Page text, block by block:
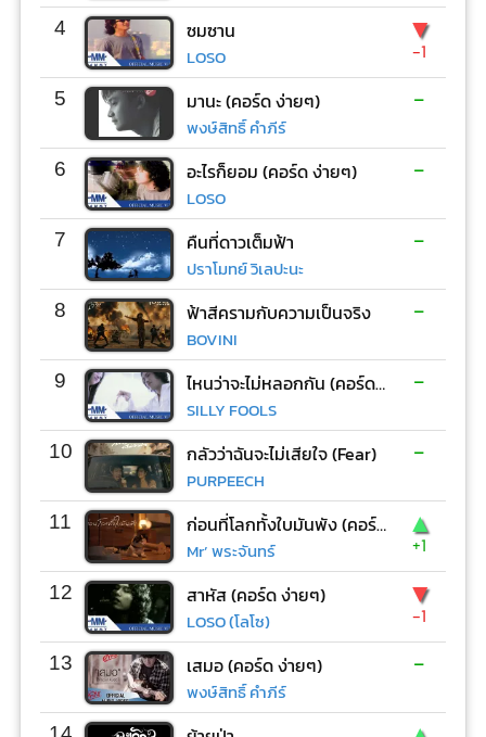
4 ซมซาน
LOSO
▼
-1
5 มานะ (คอร์ด ง่ายๆ)
พงษ์สิทธิ์ คำภีร์
-
6 อะไรก็ยอม (คอร์ด ง่ายๆ)
LOSO
-
7 คืนที่ดาวเต็มฟ้า
ปราโมทย์ วิเลปะนะ
-
8 ฟ้าสีครามกับความเป็นจริง
BOVINI
-
9 ไหนว่าจะไม่หลอกกัน (คอร์ด ง่ายๆ)
SILLY FOOLS
-
10 กลัวว่าฉันจะไม่เสียใจ (Fear)
PURPEECH
-
11 ก่อนที่โลกทั้งใบมันพัง (คอร์ด ง่ายๆ)
Mr’ พระจันทร์
▲
+1
12 สาหัส (คอร์ด ง่ายๆ)
LOSO (โลโซ)
▼
-1
13 เสมอ (คอร์ด ง่ายๆ)
พงษ์สิทธิ์ คำภีร์
-